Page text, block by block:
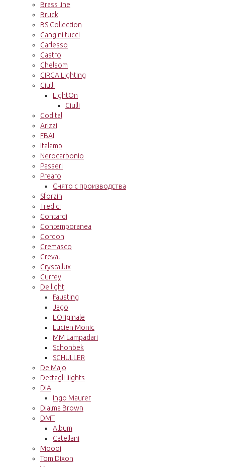
Brass line
Bruck
BS Collection
Cangini tucci
Carlesso
Castro
Chelsom
CIRCA Lighting
Ciulli
LightOn
Ciulli
Codital
Arizzi
FBAI
Italamp
Nerocarbonio
Passeri
Prearo
Снято с производства
Sforzin
Tredici
Contardi
Contemporanea
Cordon
Cremasco
Creval
Crystallux
Currey
De light
Fausting
Jago
L'Originale
Lucien Monic
MM Lampadari
Schonbek
SCHULLER
De Majo
Dettagli liights
DIA
Ingo Maurer
Dialma Brown
DMT
Album
Catellani
Moooi
Tom Dixon